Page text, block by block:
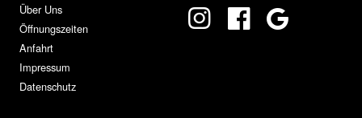
Über Uns
Öffnungszeiten
Anfahrt
Impressum
Datenschutz